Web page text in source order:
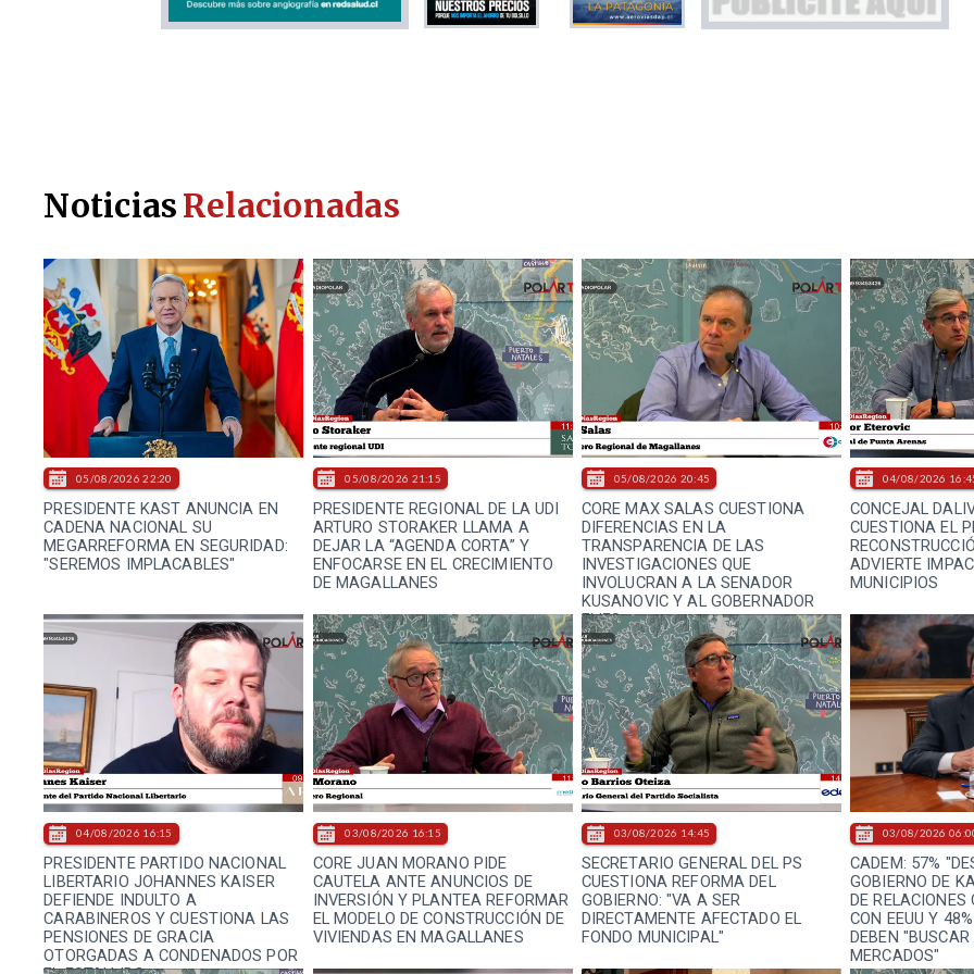
PRESIDENTE KAST ANUNCIA EN
CADENA NACIONAL SU
MEGARREFORMA EN SEGURIDAD:
"SEREMOS IMPLACABLES"
05/08/2026 22:20
PRESIDENTE REGIONAL DE LA UDI
ARTURO STORAKER LLAMA A
DEJAR LA “AGENDA CORTA” Y
ENFOCARSE EN EL CRECIMIENTO
DE MAGALLANES
05/08/2026 21:15
CORE MAX SALAS CUESTIONA
DIFERENCIAS EN LA
TRANSPARENCIA DE LAS
INVESTIGACIONES QUE
INVOLUCRAN A LA SENADOR
KUSANOVIC Y AL GOBERNADOR
FLIES
05/08/2026 20:45
CONCEJAL
CUESTIONA EL
ADVIERTE
MUNICIPIOS
04/08/2026
PRESIDENTE PARTIDO NACIONAL
LIBERTARIO JOHANNES KAISER
DEFIENDE INDULTO A
CARABINEROS Y CUESTIONA LAS
PENSIONES DE GRACIA
OTORGADAS A CONDENADOS POR
04/08/2026 16:15
CORE JUAN MORANO PIDE
CAUTELA ANTE ANUNCIOS DE
INVERSIÓN Y PLANTEA REFORMAR
EL MODELO DE CONSTRUCCIÓN DE
VIVIENDAS EN MAGALLANES
03/08/2026 16:15
SECRETARIO GENERAL DEL PS
CUESTIONA REFORMA DEL
GOBIERNO: "VA A SER
DIRECTAMENTE AFECTADO EL
FONDO MUNICIPAL"
03/08/2026 14:45
CADEM: 57%
GOBIERNO DE
DE RELACIONES
CON EEUU Y
DEBEN
MERCADOS"
03/08/2026
NoticiasRelacionadas